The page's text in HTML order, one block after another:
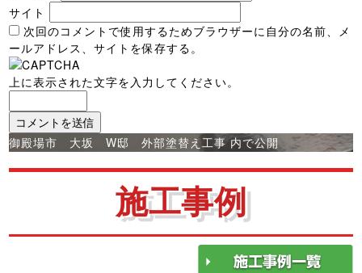
サイト
次回のコメントで使用するためブラウザーに自分の名前、メ
ールアドレス、サイトを保存する。
上に表示された文字を入力してください。
投
稿
ゲ
御殿場市 大坂 W邸 外部塗替え工事 内で公開
施工事例